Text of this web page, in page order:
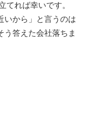
てれば幸いです。
いから」と言うのは
う答えた会社落ちま